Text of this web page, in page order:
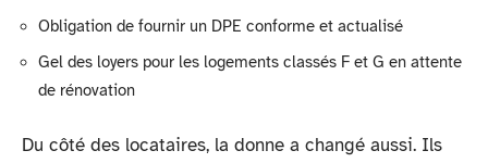
Obligation de fournir un DPE conforme et actualisé
Gel des loyers pour les logements classés F et G en attente
de rénovation
Du côté des locataires, la donne a changé aussi. Ils